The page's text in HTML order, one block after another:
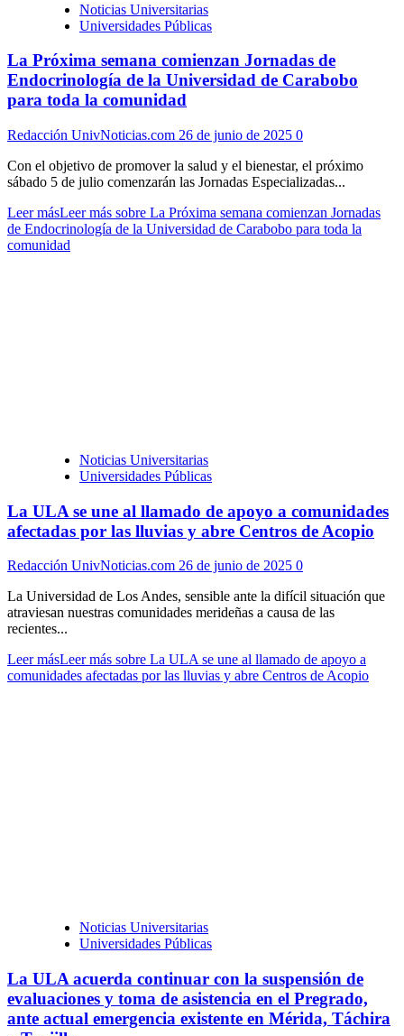
Noticias Universitarias
Universidades Públicas
La Próxima semana comienzan Jornadas de
Endocrinología de la Universidad de Carabobo
para toda la comunidad
Redacción UnivNoticias.com 26 de junio de 2025 0
Con el objetivo de promover la salud y el bienestar, el próximo
sábado 5 de julio comenzarán las Jornadas Especializadas...
Leer másLeer más sobre La Próxima semana comienzan Jornadas
de Endocrinología de la Universidad de Carabobo para toda la
comunidad
Noticias Universitarias
Universidades Públicas
La ULA se une al llamado de apoyo a comunidades
afectadas por las lluvias y abre Centros de Acopio
Redacción UnivNoticias.com 26 de junio de 2025 0
La Universidad de Los Andes, sensible ante la difícil situación que
atraviesan nuestras comunidades merideñas a causa de las
recientes...
Leer másLeer más sobre La ULA se une al llamado de apoyo a
comunidades afectadas por las lluvias y abre Centros de Acopio
Noticias Universitarias
Universidades Públicas
La ULA acuerda continuar con la suspensión de
evaluaciones y toma de asistencia en el Pregrado,
ante actual emergencia existente en Mérida, Táchira